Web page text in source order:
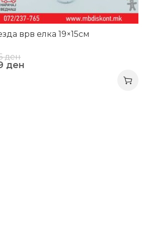
врв елка 19×15см
ден
ден